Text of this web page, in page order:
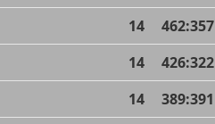
14 462:357
14 426:322
14 389:391